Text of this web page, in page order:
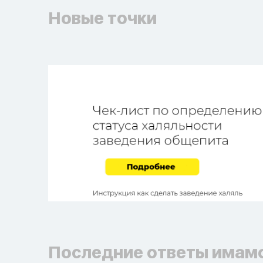
Новые точки
Последние ответы